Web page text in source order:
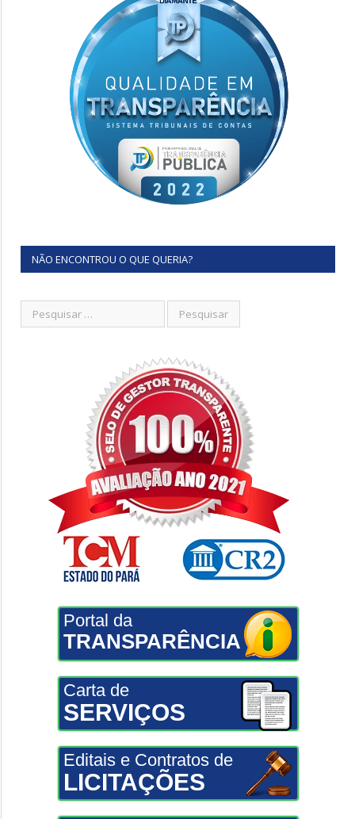
NÃO ENCONTROU O QUE QUERIA?
Portal da
TRANSPARÊNCIA
Carta de
SERVIÇOS
Editais e Contratos de
LICITAÇÕES